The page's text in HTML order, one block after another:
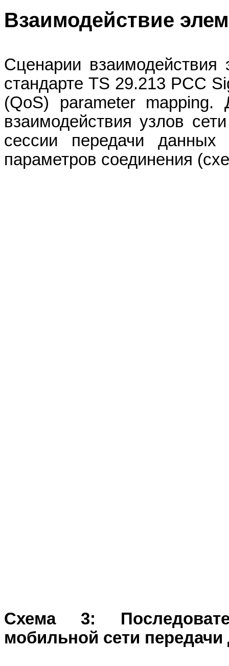
Взаимодействие
Сценарии взаимодействия
стандарте TS 29.213 PCC
(QoS) parameter mapping.
взаимодействия узлов
сессии передачи
параметров соединения
Схема 3:
мобильной сети